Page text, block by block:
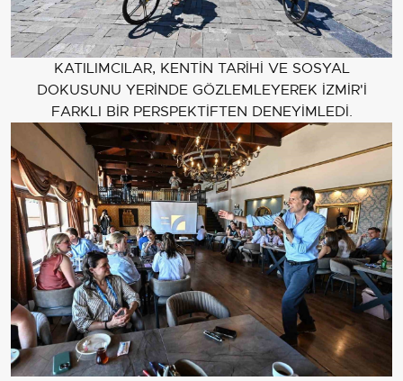
KATILIMCILAR, KENTİN TARİHİ VE SOSYAL
DOKUSUNU YERİNDE GÖZLEMLEYEREK İZMİR'İ
FARKLI BİR PERSPEKTİFTEN DENEYİMLEDİ.